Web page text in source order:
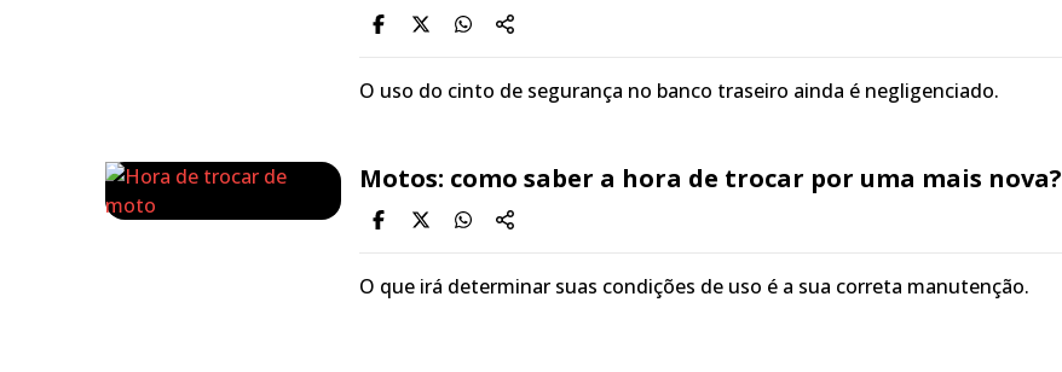
O uso do cinto de segurança no banco traseiro ainda é negligenciado.
Motos: como saber a hora de trocar por uma mais nova?
O que irá determinar suas condições de uso é a sua correta manutenção.